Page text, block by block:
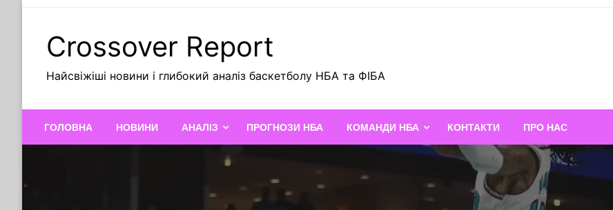
Crossover Report
Найсвіжіші новини і глибокий аналіз баскетболу НБА та ФІБА
ГОЛОВНА НОВИНИ АНАЛІЗ ПРОГНОЗИ НБА КОМАНДИ НБА КОНТАКТИ ПРО НАС